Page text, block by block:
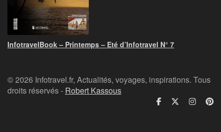
InfotravelBook – Printemps – Eté d’Infotravel N° 7
© 2026 Infotravel.fr, Actualités, voyages, inspirations. Tous
droits réservés - Robert Kassous